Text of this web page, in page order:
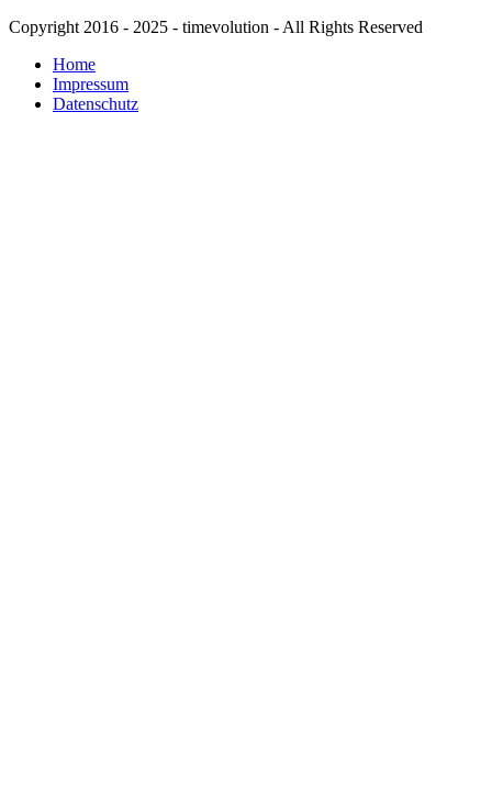
Copyright 2016 - 2025 - timevolution - All Rights Reserved
Home
Impressum
Datenschutz